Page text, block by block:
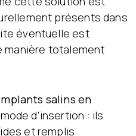
présents dans
éventuelle est
totalement
salins en
d’insertion : ils
et remplis